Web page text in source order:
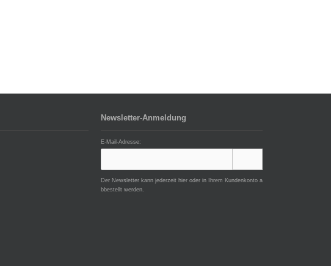
Newsletter-Anmeldung
E-Mail-Adresse:
Der Newsletter kann jederzeit hier oder in Ihrem Kundenkonto a
bbestellt werden.